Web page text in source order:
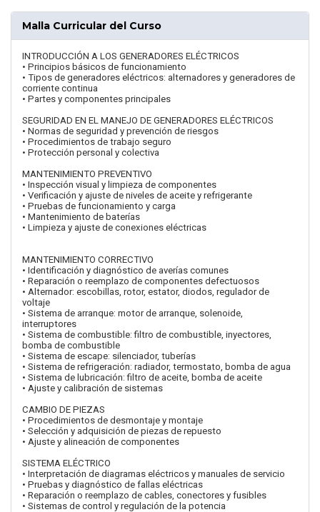
Malla Curricular del Curso
INTRODUCCIÓN A LOS GENERADORES ELÉCTRICOS
• Principios básicos de funcionamiento
• Tipos de generadores eléctricos: alternadores y generadores de
corriente continua
• Partes y componentes principales
SEGURIDAD EN EL MANEJO DE GENERADORES ELÉCTRICOS
• Normas de seguridad y prevención de riesgos
• Procedimientos de trabajo seguro
• Protección personal y colectiva
MANTENIMIENTO PREVENTIVO
• Inspección visual y limpieza de componentes
• Verificación y ajuste de niveles de aceite y refrigerante
• Pruebas de funcionamiento y carga
• Mantenimiento de baterías
• Limpieza y ajuste de conexiones eléctricas
MANTENIMIENTO CORRECTIVO
• Identificación y diagnóstico de averías comunes
• Reparación o reemplazo de componentes defectuosos
• Alternador: escobillas, rotor, estator, diodos, regulador de
voltaje
• Sistema de arranque: motor de arranque, solenoide,
interruptores
• Sistema de combustible: filtro de combustible, inyectores,
bomba de combustible
• Sistema de escape: silenciador, tuberías
• Sistema de refrigeración: radiador, termostato, bomba de agua
• Sistema de lubricación: filtro de aceite, bomba de aceite
• Ajuste y calibración de sistemas
CAMBIO DE PIEZAS
• Procedimientos de desmontaje y montaje
• Selección y adquisición de piezas de repuesto
• Ajuste y alineación de componentes
SISTEMA ELÉCTRICO
• Interpretación de diagramas eléctricos y manuales de servicio
• Pruebas y diagnóstico de fallas eléctricas
• Reparación o reemplazo de cables, conectores y fusibles
• Sistemas de control y regulación de la potencia